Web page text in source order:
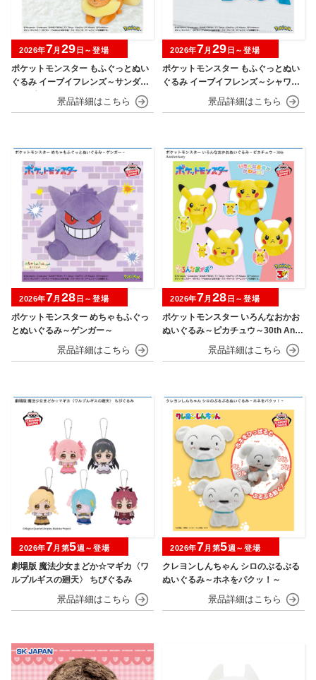
ポケットモンスター もふぐっとぬい
ぐるみ イーブイフレンズ～サンダー
ス・ブースター～おひるねver.
2026年7月 29 日～登場
ポケットモンスター もふぐっとぬい
ぐるみ イーブイフレンズ～シャワー
ズ・グレイシア～おひるねver.
2026年7月 29 日～登場
ポケットモンスター めちゃもふぐっ
とぬいぐるみ～ゲンガー～
2026年7月 28 日～登場
ポケットモンスター いろんなおかお
ぬいぐるみ～ピカチュウ～30th Anni
2026年7月 28 日～登場
劇場版 魔法少女まどか☆マギカ〈ワ
ルプルギスの廻天〉 ちびぐるみ
2026年7月第5週～登場
クレヨンしんちゃん シロのぶるぶる
ぬいぐるみ～ホネをパクッ！～
2026年7月第5週～登場